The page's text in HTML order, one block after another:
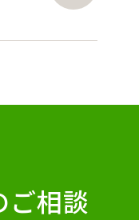
ご相談